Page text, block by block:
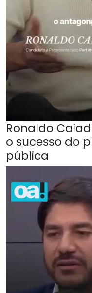
Ronaldo
o sucesso do
pública